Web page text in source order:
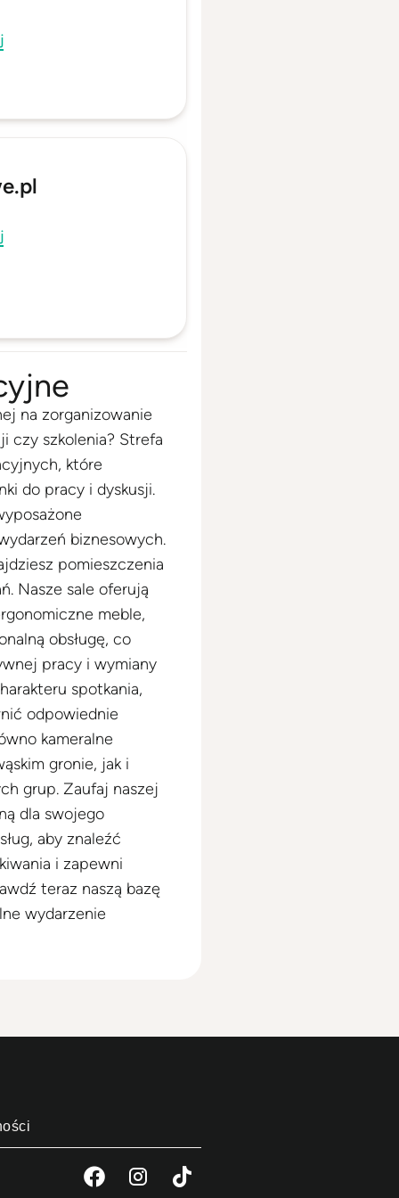
na zorganizowanie
czy szkolenia? Strefa
które
do pracy i dyskusji.
biznesowych.
pomieszczenia
Nasze sale oferują
meble,
obsługę, co
pracy i wymiany
spotkania,
odpowiednie
kameralne
gronie, jak i
grup. Zaufaj naszej
dla swojego
aby znaleźć
i zapewni
teraz naszą bazę
wydarzenie